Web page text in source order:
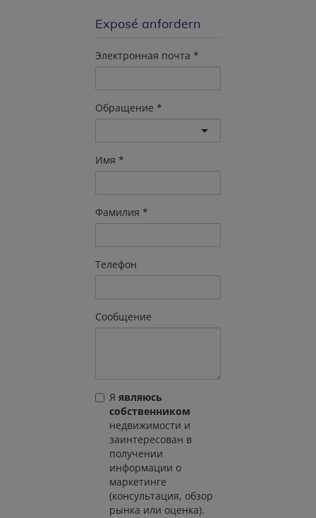
Exposé anfordern
Электронная почта
Обращение
Имя
Фамилия
Телефон
Сообщение
Я являюсь
собственником
недвижимости и
заинтересован в
получении
информации о
маркетинге
(консультация, обзор
рынка или оценка).